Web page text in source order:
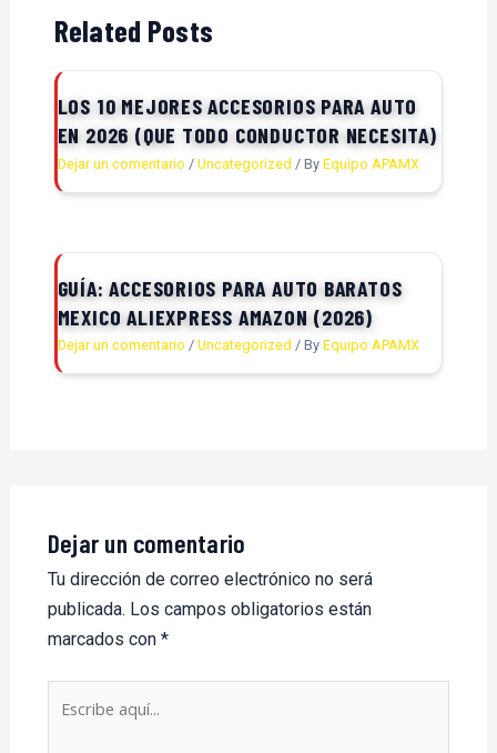
Related Posts
LOS 10 MEJORES ACCESORIOS PARA AUTO
EN 2026 (QUE TODO CONDUCTOR NECESITA)
Dejar un comentario / Uncategorized / By Equipo APAMX
GUÍA: ACCESORIOS PARA AUTO BARATOS
MEXICO ALIEXPRESS AMAZON (2026)
Dejar un comentario / Uncategorized / By Equipo APAMX
Dejar un comentario
Tu dirección de correo electrónico no será
publicada. Los campos obligatorios están
marcados con *